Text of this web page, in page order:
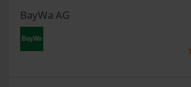
BayWa AG